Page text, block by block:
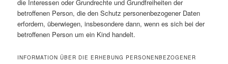
die Interessen oder Grundrechte und Grundfreiheiten der
betroffenen Person, die den Schutz personenbezogener Daten
erfordern, überwiegen, insbesondere dann, wenn es sich bei der
betroffenen Person um ein Kind handelt.
INFORMATION ÜBER DIE ERHEBUNG PERSONENBEZOGENER